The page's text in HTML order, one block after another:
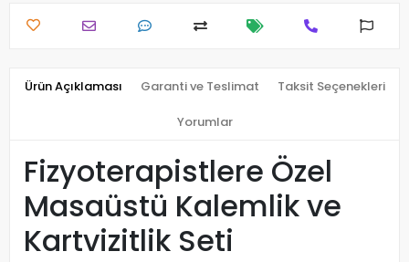
Ürün Açıklaması Garanti ve Teslimat Taksit Seçenekleri
Yorumlar
Fizyoterapistlere Özel
Masaüstü Kalemlik ve
Kartvizitlik Seti